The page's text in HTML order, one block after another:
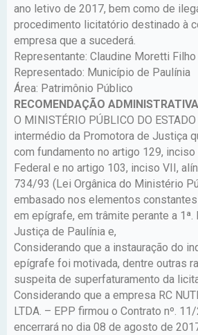
ano letivo de 2017, bem como de
procedimento licitatório destinado à
empresa que a sucederá.
Representante: Claudine Moretti Filho
Representado: Município de Paulínia
Área: Patrimônio Público
RECOMENDAÇÃO ADMINISTRATIVA
O MINISTÉRIO PÚBLICO DO
intermédio da Promotora de Justiça
com fundamento no artigo 129,
Federal e no artigo 103, inciso VII,
734/93 (Lei Orgânica do Ministério
embasado nos elementos
em epígrafe, em trâmite perante a 1ª.
Justiça de Paulínia e,
Considerando que a instauração do
epígrafe foi motivada, dentre outras
suspeita de superfaturamento da
Considerando que a empresa RC
LTDA. – EPP firmou o Contrato nº.
encerrará no dia 08 de agosto de